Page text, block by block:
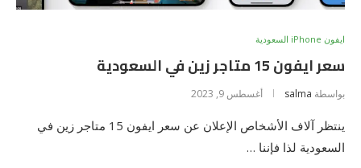
ايفون iPhone السعودية
سعر ايفون 15 متاجر زين في السعودية
بواسطة salma أغسطس 9, 2023
ينتظر آلاف الأشخاص الإعلان عن سعر ايفون 15 متاجر زين في
السعودية لذا فإننا …